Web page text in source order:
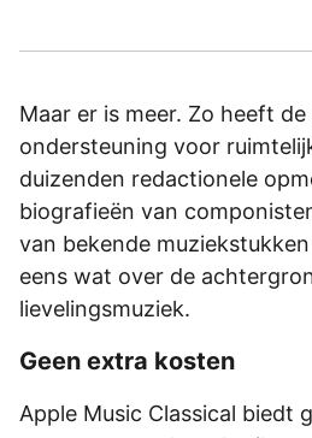
Maar er is meer. Zo heeft
ondersteuning voor
duizenden redactionele
biografieën van
van bekende
eens wat over de
lievelingsmuziek.
Geen extra kosten
Apple Music Classical biedt